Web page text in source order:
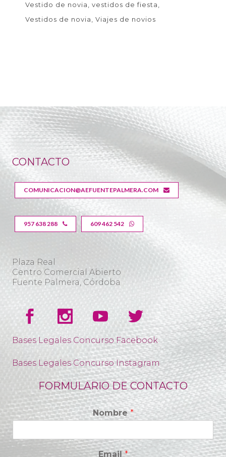
Vestido de novia
vestidos de fiesta
Vestidos de novia
Viajes de novios
CONTACTO
COMUNICACION@AEFUENTEPALMERA.COM
957 638 288 609 462 542
Plaza Real
Centro Comercial Abierto
Fuente Palmera, Córdoba
Bases Legales Concurso Facebook
Bases Legales Concurso Instagram
FORMULARIO DE CONTACTO
Nombre*
Email*